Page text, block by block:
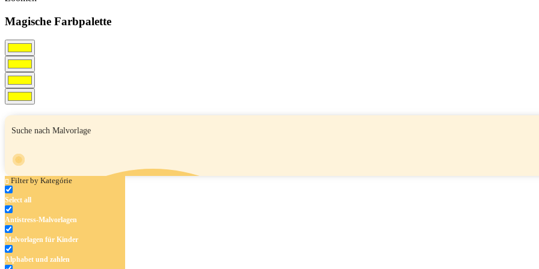
Magische Farbpalette
Filter by Kategórie
Select all
Antistress-Malvorlagen
Malvorlagen für Kinder
Alphabet und zahlen